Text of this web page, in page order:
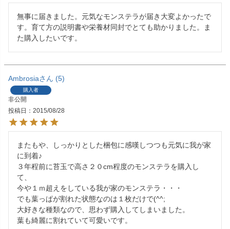
無事に届きました。元気なモンステラが届き大変よかったで
す。育て方の説明書や栄養材同封でとても助かりました。ま
た購入したいです。
Ambrosia 5
購入者
非公開
投稿日
2015/08/28
またもや、しっかりとした梱包に感嘆しつつも元気に我が家
に到着♪
３年程前に苔玉で高さ２０cm程度のモンステラを購入し
て、
今や１ｍ超えをしている我が家のモンステラ・・・
でも葉っぱが割れた状態なのは１枚だけで(^^;
大好きな種類なので、思わず購入してしまいました。
葉も綺麗に割れていて可愛いです。